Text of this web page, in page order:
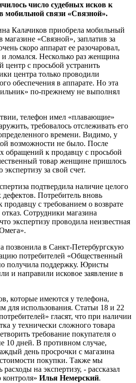
число судебных исков к
мобильной связи «Связной».
Калачиков приобрела мобильный
«Связной», заплатив за
скоро аппарат ее разочаровал,
и ломался. Несколько раз женщина
центр с просьбой устранить
центра только проводили
обеспечения в аппарате. Но эта
по-прежнему не выполнял
телефон имел «плавающие»
требовалось отслеживать его
времени. Видимо, у
возможности не было. После
обращений к продавцу с просьбой
товар женщине пришлось
за свой счет.
подтвердила наличие целого
Потребитель вновь
продавцу с требованием о возврате
Сотрудники магазина
экспертизу проводила неизвестная
позвонила в Санкт-Петербургскую
потребителей «Общественный
получила поддержку. Юристы
и направили исковое заявление в
которые имеются у телефона,
для использования. Статьи 18 и 22
гласят, что при наличии
у технически сложного товара
требование покупателя о
10 дней. В противном случае,
день просрочки с магазина
покупки. Также мы
расходы на экспертизу, - рассказал
Илья Немерский.